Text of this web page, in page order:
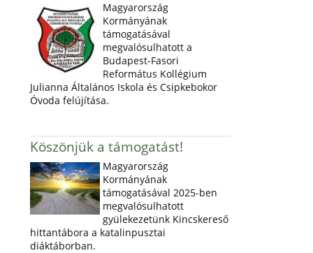
Magyarország
Kormányának
támogatásával
megvalósulhatott a
Budapest-Fasori
Református Kollégium
Julianna Általános Iskola és Csipkebokor
Óvoda felújítása.
Köszönjük a támogatást!
Magyarország
Kormányának
támogatásával 2025-ben
megvalósulhatott
gyülekezetünk Kincskereső
hittantábora a katalinpusztai
diáktáborban.